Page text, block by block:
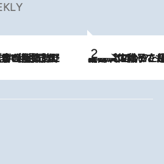
2026.8.5
【阿川佐和子さんの年とる力】なぜ70代で始めた趣味は“こんなに楽しい”のか？ ピアノ、俳句…スランプに陥っても続けられる“ある秘訣”とは